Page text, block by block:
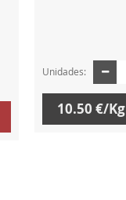
Unidades:
10.50 €/Kg